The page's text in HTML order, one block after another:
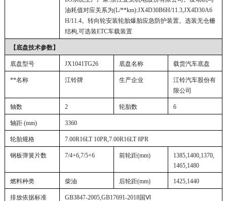
油耗值对应关系为(L/**km):JX4D30B6H/11.3,JX4D30A6
H/11.4。转向轮安装轮胎爆胎应急防护装置。选装无仓栅
结构,可选装ETC车载装置
【底盘技术参数】
底盘型号 JX1041TG26 底盘名称 载货汽车底盘
**名称 江铃牌 生产企业
江铃汽车股份有
限公司
轴数 2 轮胎数 6
轴距 (mm) 3360
轮胎规格 7.00R16LT 10PR,7.00R16LT 8PR
钢板弹簧片数 7/4+6,7/5+6 前轮距(mm)
1385,1400,1370,
1465,1480
燃料种类 柴油 后轮距(mm) 1425,1440
排放依据标准 GB3847-2005,GB17691-2018国Ⅵ